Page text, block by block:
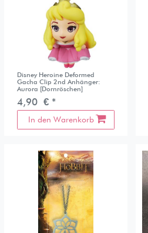
Disney Heroine Deformed
Gacha Clip 2nd Anhänger:
Aurora [Dornröschen]
4,90 € *
In den Warenkorb